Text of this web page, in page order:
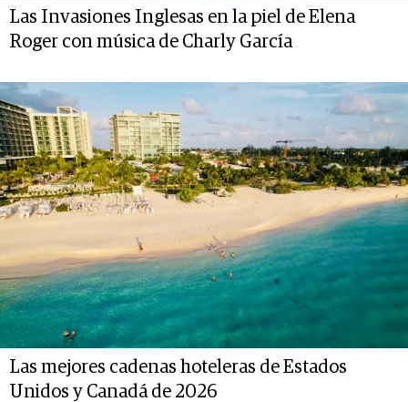
Las Invasiones Inglesas en la piel de Elena
Roger con música de Charly García
Las mejores cadenas hoteleras de Estados
Unidos y Canadá de 2026